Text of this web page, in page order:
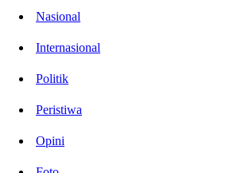
Nasional
Internasional
Politik
Peristiwa
Opini